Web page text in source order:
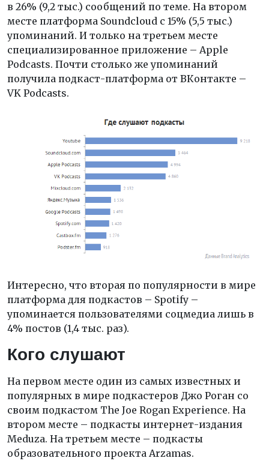
в 26% (9,2 тыс.) сообщений по теме. На втором
месте платформа Soundcloud с 15% (5,5 тыс.)
упоминаний. И только на третьем месте
специализированное приложение – Apple
Podcasts. Почти столько же упоминаний
получила подкаст-платформа от ВКонтакте –
VK Podcasts.
Интересно, что вторая по популярности в мире
платформа для подкастов – Spotify –
упоминается пользователями соцмедиа лишь в
4% постов (1,4 тыс. раз).
Кого слушают
На первом месте один из самых известных и
популярных в мире подкастеров Джо Роган со
своим подкастом The Joe Rogan Experience. На
втором месте – подкасты интернет-издания
Meduza. На третьем месте – подкасты
образовательного проекта Arzamas.